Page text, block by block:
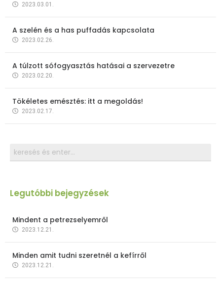
2023.03.01.
A szelén és a has puffadás kapcsolata
2023.02.26.
A túlzott sófogyasztás hatásai a szervezetre
2023.02.20.
Tökéletes emésztés: itt a megoldás!
2023.02.17.
Legutóbbi bejegyzések
Mindent a petrezselyemről
2023.12.21.
Minden amit tudni szeretnél a kefírről
2023.12.21.